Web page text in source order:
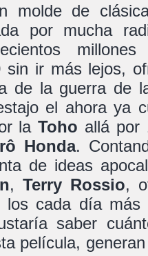
molde de
por mucha
sin ir más lejos,
de la guerra de
el ahora ya
laToho allá por
Honda.
de ideas
, Terry Rossio,
los cada día más
saber
película,